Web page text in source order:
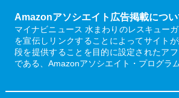
Amazonアソシエイト広告掲載につい
マイナビニュース 水まわりのレスキュー
を宣伝しリンクすることによってサイト
段を提供することを目的に設定されたア
である、Amazonアソシエイト・プログラ